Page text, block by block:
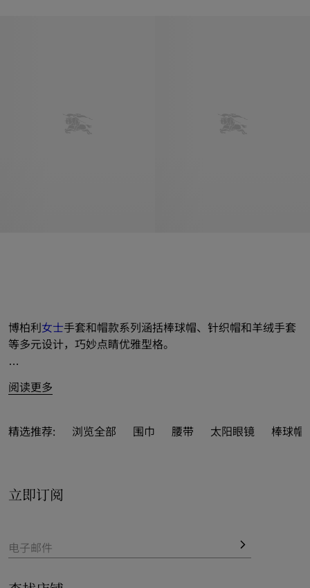
博柏利女士手套和帽款系列涵括棒球帽、针织帽和羊绒手套
等多元设计，巧妙点睛优雅型格。
为本季新品注入格调气息。轻盈棒球帽以棉质和斜纹面料匠
阅读更多
精选推荐: 浏览全部 围巾 腰带 太阳眼镜 棒球帽
立即订阅
电子邮件